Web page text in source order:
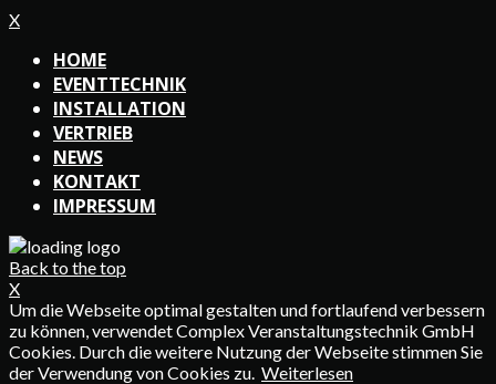
X
HOME
EVENTTECHNIK
INSTALLATION
VERTRIEB
NEWS
KONTAKT
IMPRESSUM
Back to the top
X
Um die Webseite optimal gestalten und fortlaufend verbessern
zu können, verwendet Complex Veranstaltungstechnik GmbH
Cookies. Durch die weitere Nutzung der Webseite stimmen Sie
der Verwendung von Cookies zu. Weiterlesen